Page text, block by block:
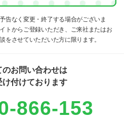
告なく変更・終了する場合がございま
トからご登録いただき、ご来社またはお
をさせていただいた方に限ります。
お問い合わせは
け付けております
866-153